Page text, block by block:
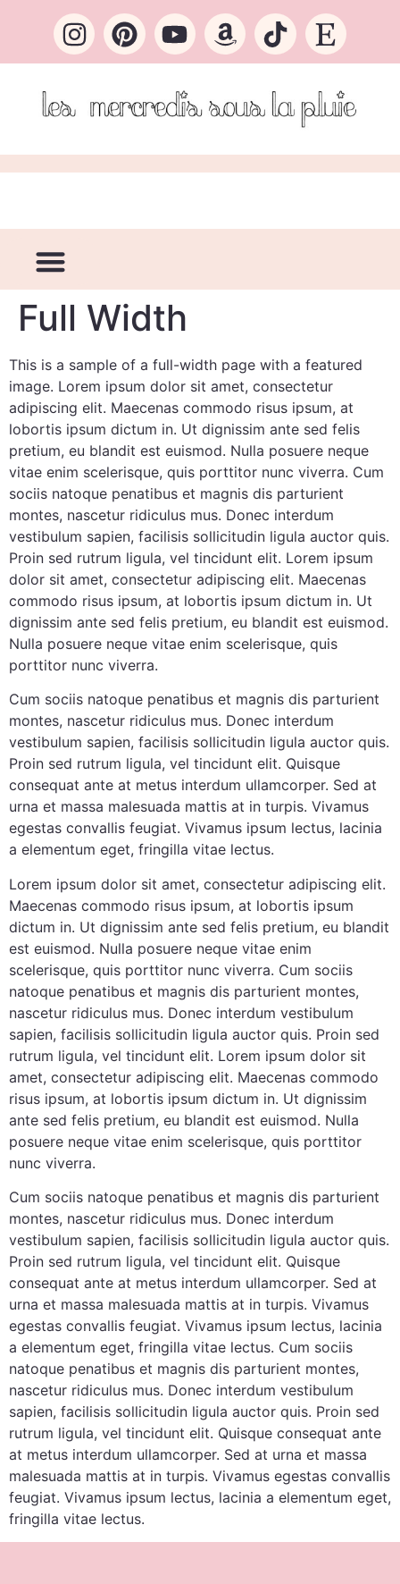
Full Width
This is a sample of a full-width page with a featured
image. Lorem ipsum dolor sit amet, consectetur
adipiscing elit. Maecenas commodo risus ipsum, at
lobortis ipsum dictum in. Ut dignissim ante sed felis
pretium, eu blandit est euismod. Nulla posuere neque
vitae enim scelerisque, quis porttitor nunc viverra. Cum
sociis natoque penatibus et magnis dis parturient
montes, nascetur ridiculus mus. Donec interdum
vestibulum sapien, facilisis sollicitudin ligula auctor quis.
Proin sed rutrum ligula, vel tincidunt elit. Lorem ipsum
dolor sit amet, consectetur adipiscing elit. Maecenas
commodo risus ipsum, at lobortis ipsum dictum in. Ut
dignissim ante sed felis pretium, eu blandit est euismod.
Nulla posuere neque vitae enim scelerisque, quis
porttitor nunc viverra.
Cum sociis natoque penatibus et magnis dis parturient
montes, nascetur ridiculus mus. Donec interdum
vestibulum sapien, facilisis sollicitudin ligula auctor quis.
Proin sed rutrum ligula, vel tincidunt elit. Quisque
consequat ante at metus interdum ullamcorper. Sed at
urna et massa malesuada mattis at in turpis. Vivamus
egestas convallis feugiat. Vivamus ipsum lectus, lacinia
a elementum eget, fringilla vitae lectus.
Lorem ipsum dolor sit amet, consectetur adipiscing elit.
Maecenas commodo risus ipsum, at lobortis ipsum
dictum in. Ut dignissim ante sed felis pretium, eu blandit
est euismod. Nulla posuere neque vitae enim
scelerisque, quis porttitor nunc viverra. Cum sociis
natoque penatibus et magnis dis parturient montes,
nascetur ridiculus mus. Donec interdum vestibulum
sapien, facilisis sollicitudin ligula auctor quis. Proin sed
rutrum ligula, vel tincidunt elit. Lorem ipsum dolor sit
amet, consectetur adipiscing elit. Maecenas commodo
risus ipsum, at lobortis ipsum dictum in. Ut dignissim
ante sed felis pretium, eu blandit est euismod. Nulla
posuere neque vitae enim scelerisque, quis porttitor
nunc viverra.
Cum sociis natoque penatibus et magnis dis parturient
montes, nascetur ridiculus mus. Donec interdum
vestibulum sapien, facilisis sollicitudin ligula auctor quis.
Proin sed rutrum ligula, vel tincidunt elit. Quisque
consequat ante at metus interdum ullamcorper. Sed at
urna et massa malesuada mattis at in turpis. Vivamus
egestas convallis feugiat. Vivamus ipsum lectus, lacinia
a elementum eget, fringilla vitae lectus. Cum sociis
natoque penatibus et magnis dis parturient montes,
nascetur ridiculus mus. Donec interdum vestibulum
sapien, facilisis sollicitudin ligula auctor quis. Proin sed
rutrum ligula, vel tincidunt elit. Quisque consequat ante
at metus interdum ullamcorper. Sed at urna et massa
malesuada mattis at in turpis. Vivamus egestas convallis
feugiat. Vivamus ipsum lectus, lacinia a elementum eget,
fringilla vitae lectus.